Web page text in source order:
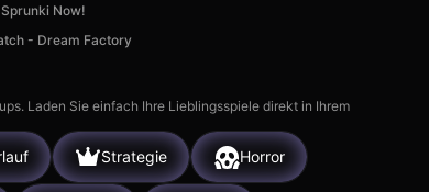
Now!
- Dream Factory
Laden Sie einfach Ihre Lieblingsspiele direkt in Ihrem
Strategie Horror